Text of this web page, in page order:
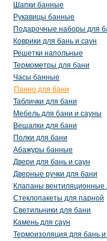
Шапки банные
Рукавицы банные
Подарочные наборы для
Коврики для бань и саун
Решетки напольные
Термометры для бани
Часы банные
Панно для бани
Таблички для бани
Мебель для бани и сауны
Вешалки для бани
Полки для бани
Абажуры банные
Двери для бань и саун
Дверные ручки для бани
Клапаны вентиляционные
Стеклопакеты для парной
Светильники для бани
Камень для саун
Термоизоляция для бань и